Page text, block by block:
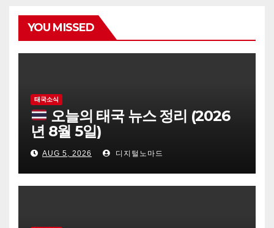
YOU MISSED
태국소식
오늘의 태국 뉴스 정리 (2026
년 8월 5일)
AUG 5, 2026 디지털노마드